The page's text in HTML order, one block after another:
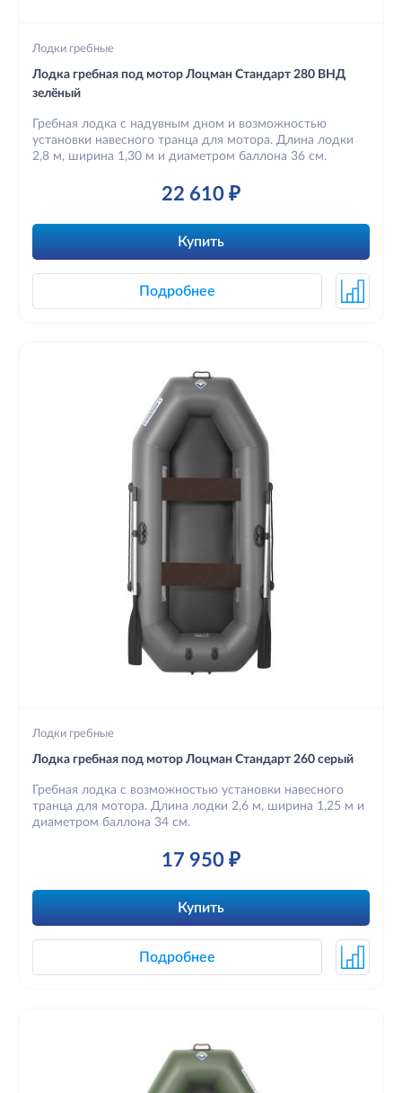
Лодки гребные
Лодка гребная под мотор Лоцман Стандарт 280 ВНД
зелёный
Гребная лодка с надувным дном и возможностью
установки навесного транца для мотора. Длина лодки
2,8 м, ширина 1,30 м и диаметром баллона 36 см.
22 610 ₽
Купить
Подробнее
Лодки гребные
Лодка гребная под мотор Лоцман Стандарт 260 серый
Гребная лодка с возможностью установки навесного
транца для мотора. Длина лодки 2,6 м, ширина 1,25 м и
диаметром баллона 34 см.
17 950 ₽
Купить
Подробнее